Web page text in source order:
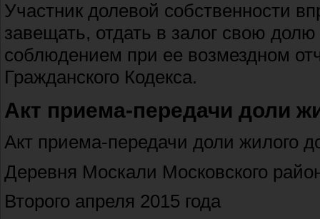
Участник долевой собственности
завещать, отдать в залог свою
соблюдением при ее возмездном
Гражданского Кодекса.
Акт приема-передачи доли
Акт приема-передачи доли жилого
Деревня Москали Московского
Второго апреля 2015 года